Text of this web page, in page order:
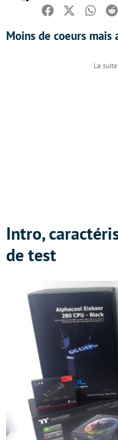
Facebook
Twitter
Moins de coeurs
Intro,
de test